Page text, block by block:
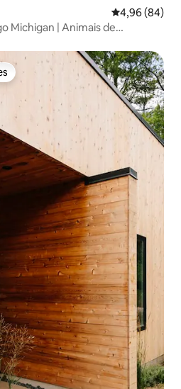
4,96 de uma
4,96 (84)
Michigan | Animais de
dos hóspedes